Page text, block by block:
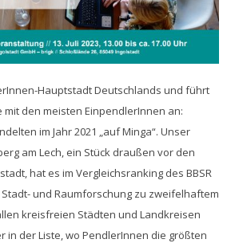
Hauptstadt Deutschlands und führt
den meisten EinpendlerInnen an:
im Jahr 2021 „auf Minga“. Unser
am Lech, ein Stück draußen vor den
hat es im Vergleichsranking des BBSR
und Raumforschung zu zweifelhaftem
kreisfreien Städten und Landkreisen
in der Liste, wo PendlerInnen die größten